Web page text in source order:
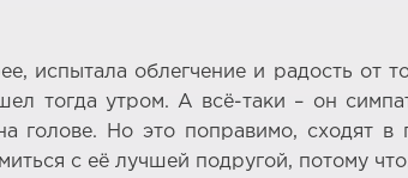
облегчение и радость от
тогда утром. А всё-таки – он
Но это поправимо, сходят в
с её лучшей подругой, потому